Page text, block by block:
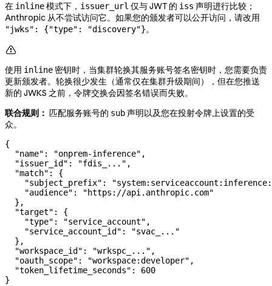
在 inline模式下， issuer_url 仅与 JWT 的 iss 声明进行比较；
Anthropic 从不尝试访问它。如果您的颁发者可以公开访问，请改用
"jwks": {"type": "discovery"}。

使用 inline 密钥时，当集群轮换其服务账号签名密钥时，您需要负责
更新颁发者。轮换很少发生（通常仅在集群升级期间），但在您推送
新的 JWKS 之前，令牌交换会因签名错误而失败。
联合规则： 匹配服务账号的 sub声明以及您在投射令牌上设置的受
众。
{
  "name"
: "onprem-inference" ,
  "issuer_id"
: "fdis_..." ,
  "match"
: {
    "subject_prefix"
:
    "audience"
:
"https://api.anthropic.com"
  },
  "target"
: {
    "type"
: "service_account" ,
    "service_account_id"
:
"svac_..."
  },
  "workspace_id"
: "wrkspc_..." ,
  "oauth_scope"
: "workspace:developer" ,
  "token_lifetime_seconds"
: 600
}